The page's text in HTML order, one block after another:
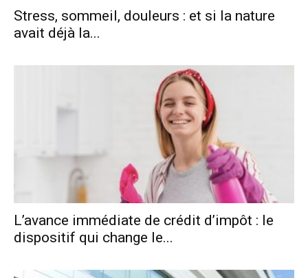
Stress, sommeil, douleurs : et si la nature
avait déjà la...
L’avance immédiate de crédit d’impôt : le
dispositif qui change le...